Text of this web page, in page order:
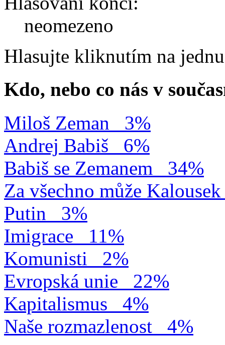
neomezeno
Hlasujte kliknutím na
Kdo, nebo co nás v
Miloš Zeman
3%
Andrej Babiš
6%
Babiš se Zemanem
34%
Za všechno může Kalousek
Putin
3%
Imigrace
11%
Komunisti
2%
Evropská unie
22%
Kapitalismus
4%
Naše rozmazlenost
4%